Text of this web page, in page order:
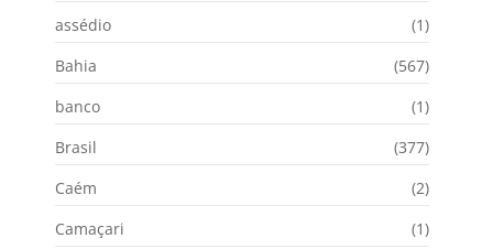
assédio
(1)
Bahia
(567)
banco
(1)
Brasil
(377)
Caém
(2)
Camaçari
(1)